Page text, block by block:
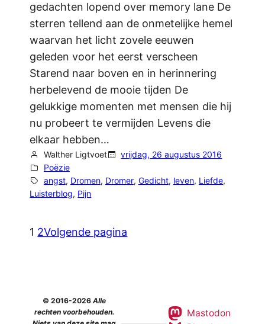
gedachten lopend over memory lane De
sterren tellend aan de onmetelijke hemel
waarvan het licht zovele eeuwen
geleden voor het eerst verscheen
Starend naar boven en in herinnering
herbelevend de mooie tijden De
gelukkige momenten met mensen die hij
nu probeert te vermijden Levens die
elkaar hebben…
Walther Ligtvoet
vrijdag, 26 augustus 2016
Poëzie
angst, Dromen, Dromer, Gedicht, leven, Liefde,
Luisterblog, Pijn
1 2Volgende pagina
© 2016-2026Alle
rechten voorbehouden.
Mastodon